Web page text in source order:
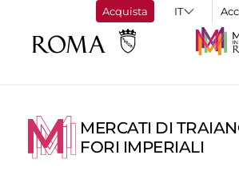
Acquista
MERCATI DI
FORI IMPERIALI